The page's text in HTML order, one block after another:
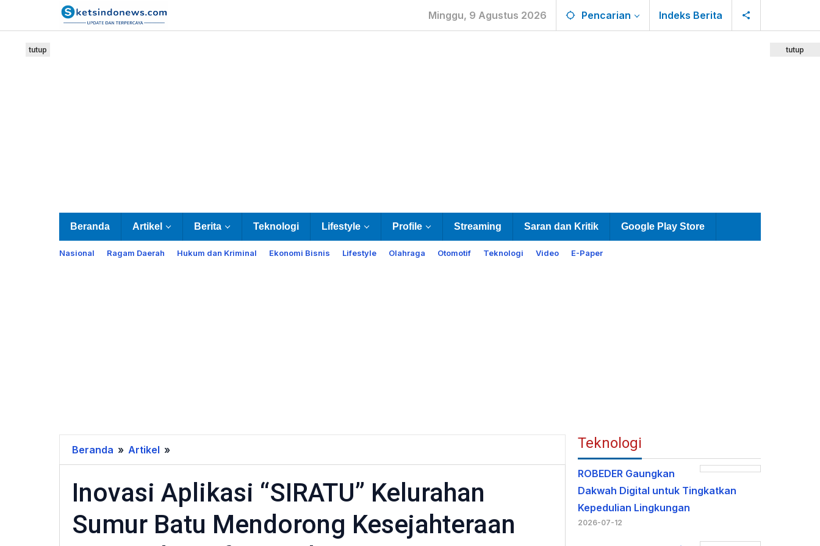
Minggu, 9 Agustus 2026 Pencarian Indeks Berita
Beranda Artikel Berita Teknologi Lifestyle Profile Streaming Saran dan Kritik Google Play Store
Nasional Ragam Daerah Hukum dan Kriminal Ekonomi Bisnis Lifestyle Olahraga Otomotif Teknologi Video E-Paper
tutup tutup
Beranda » Artikel »
Aplikasi
"SIRATU"
Kelurahan
Sumur
Batu
Inovasi Aplikasi “SIRATU” Kelurahan
Sumur Batu Mendorong Kesejahteraan
Teknologi
ROBEDER Gaungkan
Dakwah Digital untuk Tingkatkan
Kepedulian Lingkungan
2026-07-12